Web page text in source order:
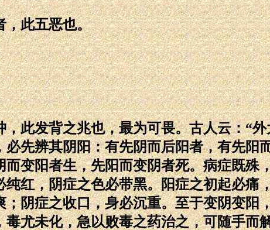
此五恶也。
发背之兆也，最为可畏。古人云：“外
先辨其阴阳：有先阴而后阳者，有先阳
变阳者生，先阳而变阴者死。病症既殊
红，阴症之色必带黑。阳症之初起必痛
阴症之收口，身必沉重。至于变阴变阳
尤未化，急以败毒之药治之，可随手而